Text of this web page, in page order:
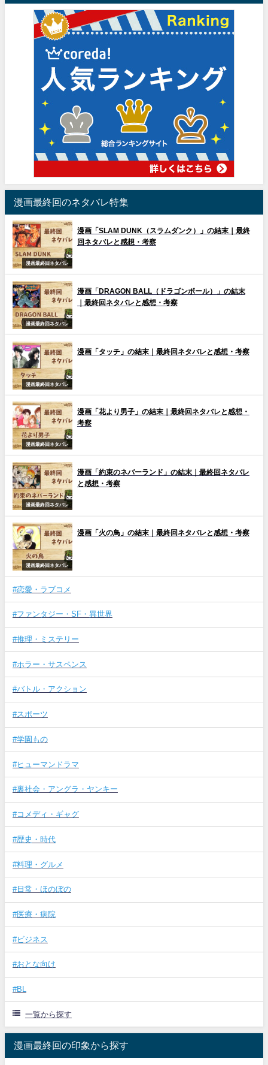
漫画最終回のネタバレ特集
漫画最終回ネタバレ
漫画「SLAM DUNK（スラムダンク）」の結末｜最終
回ネタバレと感想・考察
漫画最終回ネタバレ
漫画「DRAGON BALL（ドラゴンボール）」の結末
｜最終回ネタバレと感想・考察
漫画最終回ネタバレ
漫画「タッチ」の結末｜最終回ネタバレと感想・考察
漫画最終回ネタバレ
漫画「花より男子」の結末｜最終回ネタバレと感想・
考察
漫画最終回ネタバレ
漫画「約束のネバーランド」の結末｜最終回ネタバレ
と感想・考察
漫画最終回ネタバレ
漫画「火の鳥」の結末｜最終回ネタバレと感想・考察
#恋愛・ラブコメ
#ファンタジー・SF・異世界
#推理・ミステリー
#ホラー・サスペンス
#バトル・アクション
#スポーツ
#学園もの
#ヒューマンドラマ
#裏社会・アングラ・ヤンキー
#コメディ・ギャグ
#歴史・時代
#料理・グルメ
#日常・ほのぼの
#医療・病院
#ビジネス
#おとな向け
#BL
一覧から探す
漫画最終回の印象から探す